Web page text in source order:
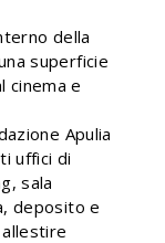
della
superficie
cinema e
Apulia
uffici di
sala
deposito e